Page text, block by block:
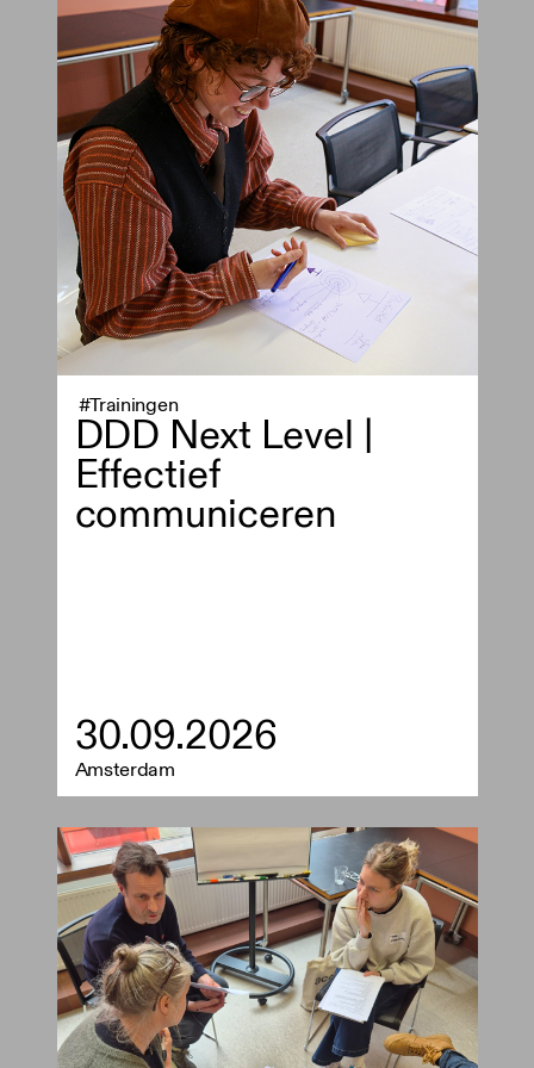
#Trainingen
DDD Next Level |
Effectief
communiceren
30.09.2026
Amsterdam